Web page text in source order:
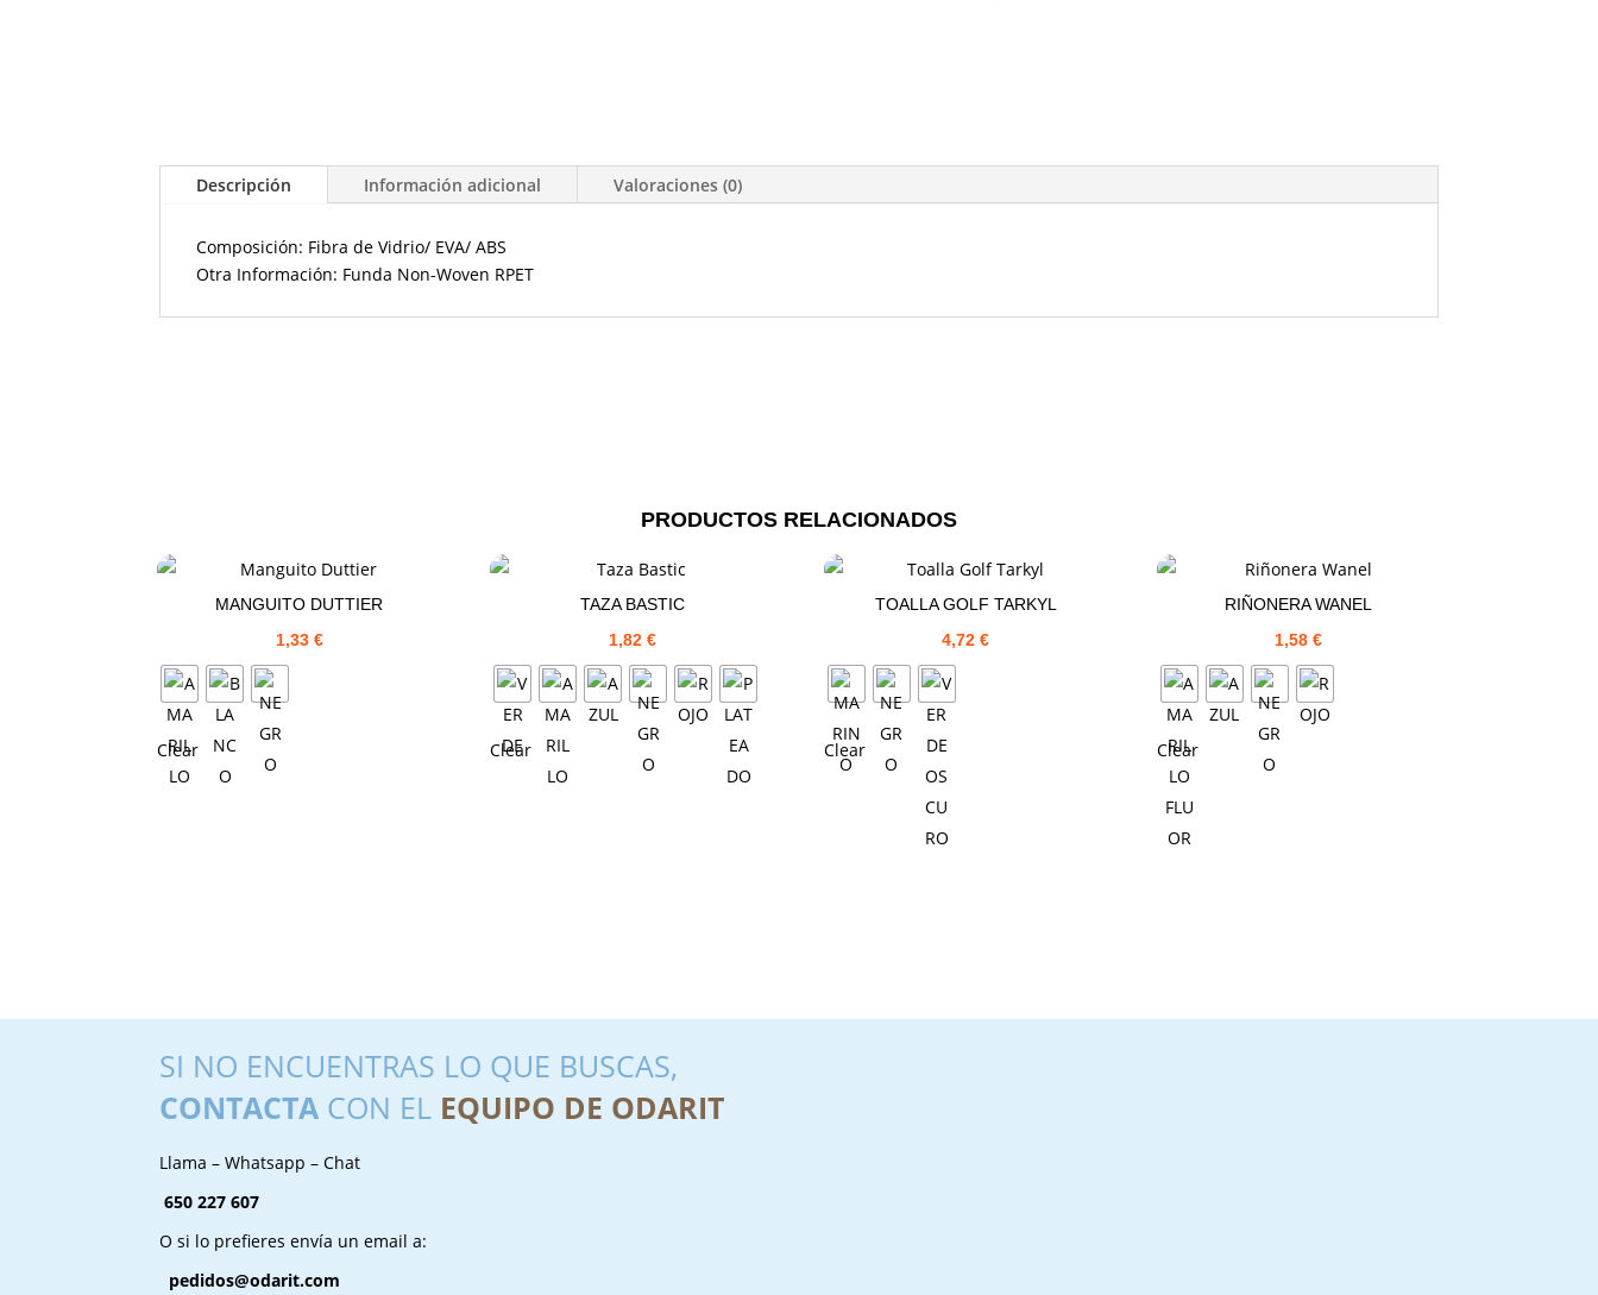
Descripción Información adicional Valoraciones (0)
Composición: Fibra de Vidrio/ EVA/ ABS
Otra Información: Funda Non-Woven RPET
PRODUCTOS RELACIONADOS
MANGUITO DUTTIER
1,33 €
Clear
TAZA BASTIC
1,82 €
Clear
TOALLA GOLF TARKYL
4,72€
Clear
RIÑONERA WANEL
1,58€
Clear
SI NO ENCUENTRAS LO QUE BUSCAS,
CONTACTA CON EL EQUIPO DE ODARIT
Llama – Whatsapp – Chat
650 227 607
O si lo prefieres envía un email a:
pedidos@odarit.com